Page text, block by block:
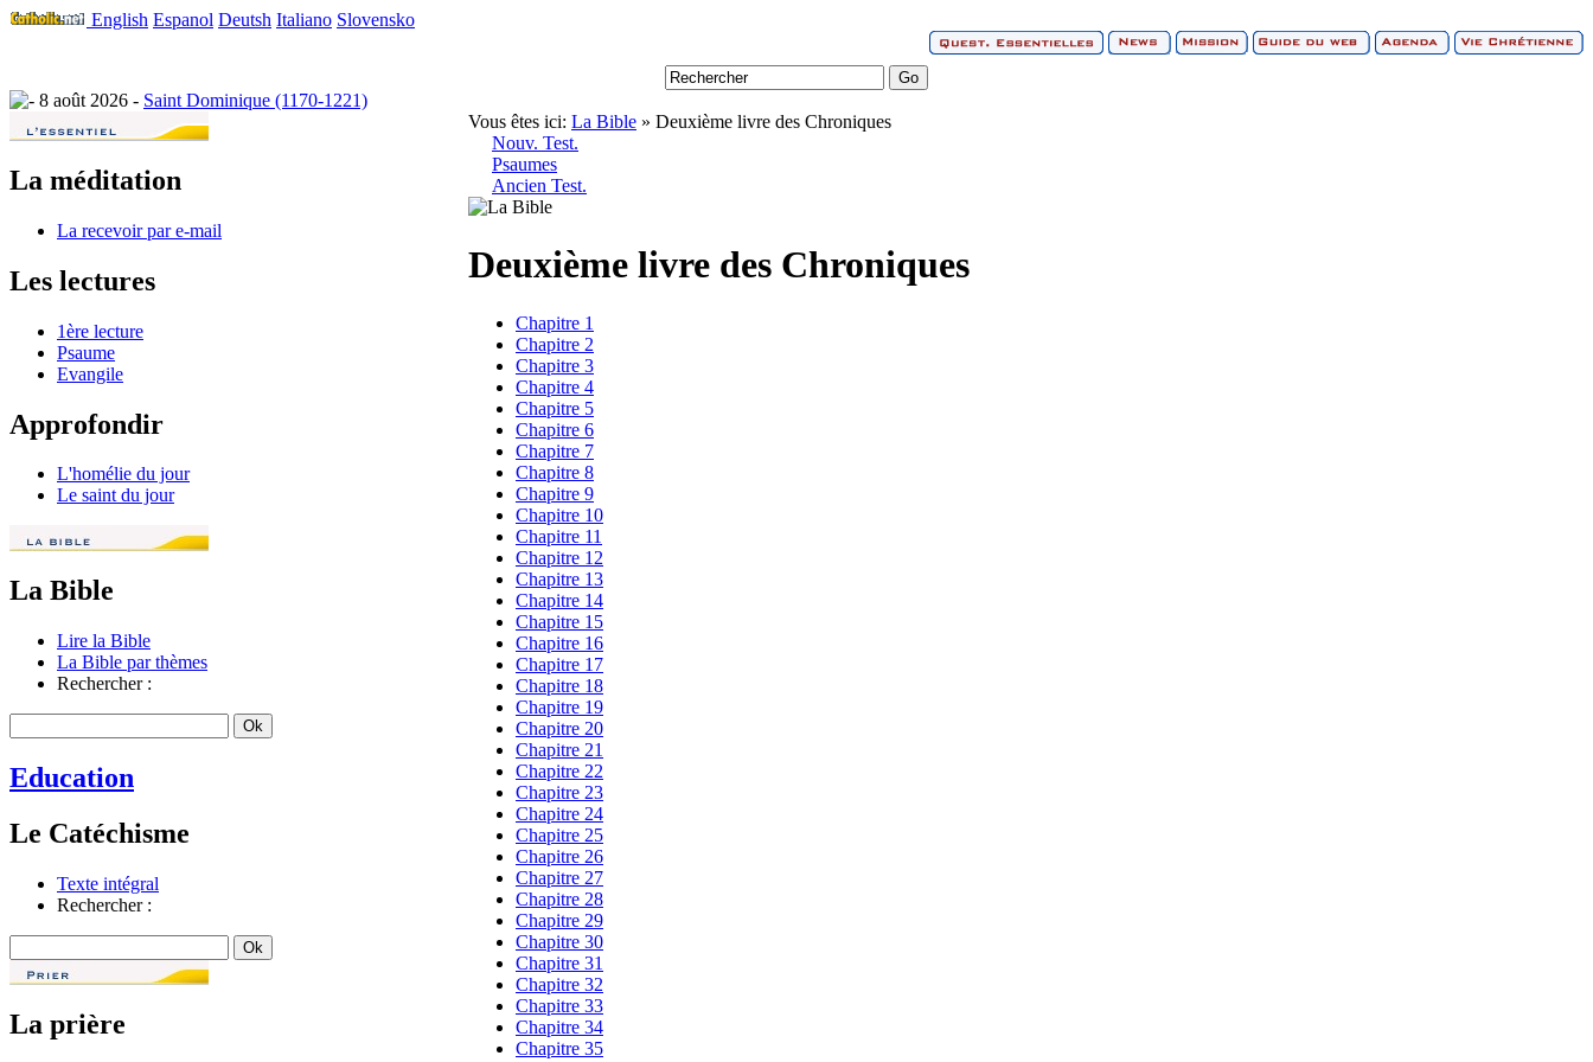
English Espanol Deutsh Italiano Slovensko
8 août 2026 - Saint Dominique (1170-1221)
La méditation
La recevoir par e-mail
Les lectures
1ère lecture
Psaume
Evangile
Approfondir
L'homélie du jour
Le saint du jour
La Bible
Lire la Bible
La Bible par thèmes
Rechercher :
Education
Le Catéchisme
Texte intégral
Rechercher :
La prière
Vous êtes ici: La Bible » Deuxième livre des Chroniques
Nouv. Test.
Psaumes
Ancien Test.
Deuxième livre des Chroniques
Chapitre 1
Chapitre 2
Chapitre 3
Chapitre 4
Chapitre 5
Chapitre 6
Chapitre 7
Chapitre 8
Chapitre 9
Chapitre 10
Chapitre 11
Chapitre 12
Chapitre 13
Chapitre 14
Chapitre 15
Chapitre 16
Chapitre 17
Chapitre 18
Chapitre 19
Chapitre 20
Chapitre 21
Chapitre 22
Chapitre 23
Chapitre 24
Chapitre 25
Chapitre 26
Chapitre 27
Chapitre 28
Chapitre 29
Chapitre 30
Chapitre 31
Chapitre 32
Chapitre 33
Chapitre 34
Chapitre 35